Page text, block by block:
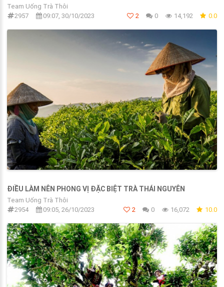
Team Uống Trà Thôi
2957
09:07, 30/10/2023 2 0 14,192 0.0
ĐIỀU LÀM NÊN PHONG VỊ ĐẶC BIỆT TRÀ THÁI NGUYÊN
Team Uống Trà Thôi
2954
09:05, 26/10/2023 2 0 16,072 10.0